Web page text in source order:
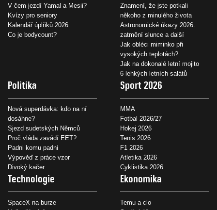
V čem jezdí Yamal a Mesii?
Kvízy pro seniory
Kalendář úplňků 2026
Co je bodycount?
Znamení, že jste potkali
někoho z minulého života
Astronomické úkazy 2026:
zatmění slunce a další
Jak obléci miminko při
vysokých teplotách?
Jak na dokonalé letní mojito
6 lehkých letních salátů
Politika
Nová superdávka: kdo na ní
dosáhne?
Sjezd sudetských Němců
Proč vláda zavádí EET?
Padni komu padni
Výpověď z práce vzor
Divoký kačer
Sport 2026
MMA
Fotbal 2026/27
Hokej 2026
Tenis 2026
F1 2026
Atletika 2026
Cyklistika 2026
Technologie
SpaceX na burze
Ekonomika
Temu a clo